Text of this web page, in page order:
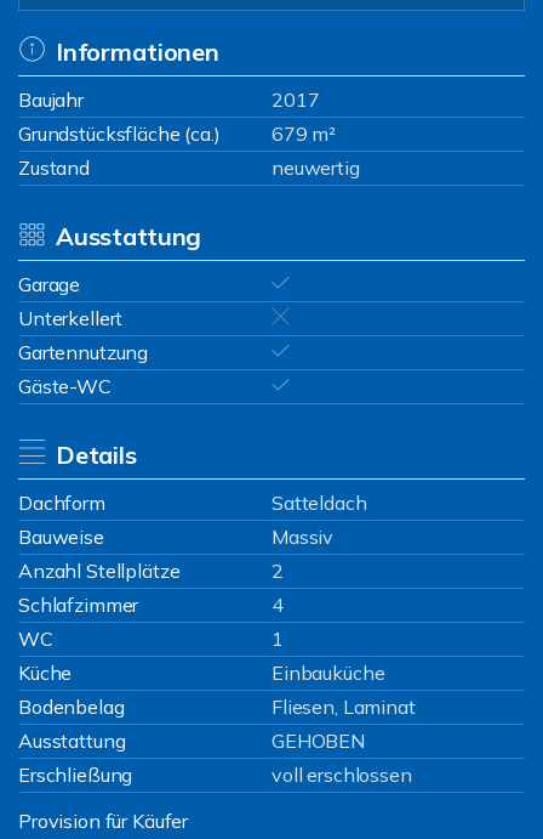
Informationen
Baujahr
2017
Grundstücksfläche (ca.)
679 m²
Zustand
neuwertig
Ausstattung
Garage
Unterkellert
Gartennutzung
Gäste-WC
Details
Dachform
Satteldach
Bauweise
Massiv
Anzahl Stellplätze
2
Schlafzimmer
4
WC
1
Küche
Einbauküche
Bodenbelag
Fliesen, Laminat
Ausstattung
GEHOBEN
Erschließung
voll erschlossen
Provision für Käufer